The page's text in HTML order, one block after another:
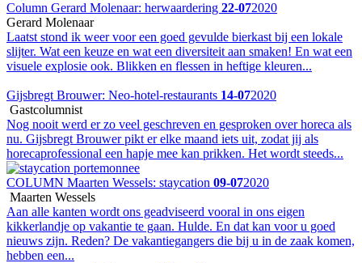
Column Gerard Molenaar: herwaardering 22-072020
Gerard Molenaar
Laatst stond ik weer voor een goed gevulde bierkast bij een lokale
slijter. Wat een keuze en wat een diversiteit aan smaken! En wat een
visuele explosie ook. Blikken en flessen in heftige kleuren...
Gijsbregt Brouwer: Neo-hotel-restaurants 14-072020
Gastcolumnist
Nog nooit werd er zo veel geschreven en gesproken over horeca als
nu. Gijsbregt Brouwer pikt er elke maand iets uit, zodat jij als
horecaprofessional een hapje mee kan prikken. Het wordt steeds...
COLUMN Maarten Wessels: staycation 09-072020
Maarten Wessels
Aan alle kanten wordt ons geadviseerd vooral in ons eigen
kikkerlandje op vakantie te gaan. Hulde. En dat kan voor u goed
nieuws zijn. Reden? De vakantiegangers die bij u in de zaak komen,
hebben een...